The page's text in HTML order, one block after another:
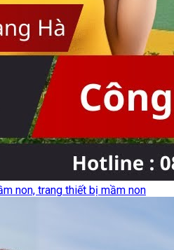
non, trang thiết bị mầm non